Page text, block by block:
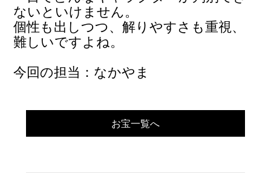
ないといけません。
個性も出しつつ、解りやすさも重視、
難しいですよね。
今回の担当：なかやま
お宝一覧へ